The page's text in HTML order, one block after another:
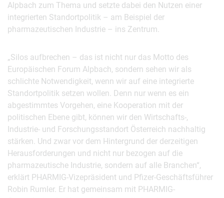
Alpbach zum Thema und setzte dabei den Nutzen einer
integrierten Standortpolitik – am Beispiel der
pharmazeutischen Industrie – ins Zentrum.
„Silos aufbrechen – das ist nicht nur das Motto des
Europäischen Forum Alpbach, sondern sehen wir als
schlichte Notwendigkeit, wenn wir auf eine integrierte
Standortpolitik setzen wollen. Denn nur wenn es ein
abgestimmtes Vorgehen, eine Kooperation mit der
politischen Ebene gibt, können wir den Wirtschafts-,
Industrie- und Forschungsstandort Österreich nachhaltig
stärken. Und zwar vor dem Hintergrund der derzeitigen
Herausforderungen und nicht nur bezogen auf die
pharmazeutische Industrie, sondern auf alle Branchen“,
erklärt PHARMIG-Vizepräsident und Pfizer-Geschäftsführer
Robin Rumler. Er hat gemeinsam mit PHARMIG-